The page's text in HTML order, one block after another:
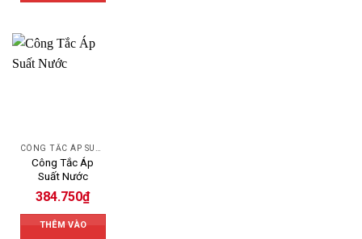
CÔNG TẮC ÁP SUẤT
Công Tắc Áp
Suất Nước
384.750₫
THÊM VÀO